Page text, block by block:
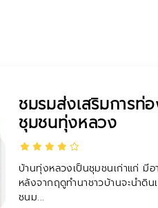
ชุมชนพระบาทห้วยต้
ประวัติชุมชน ชุมชนพระบาทห้วยต้
งดงาม แสดงออกถึงวิถีชีวิตของ
ได้อย่างชัดเจน...